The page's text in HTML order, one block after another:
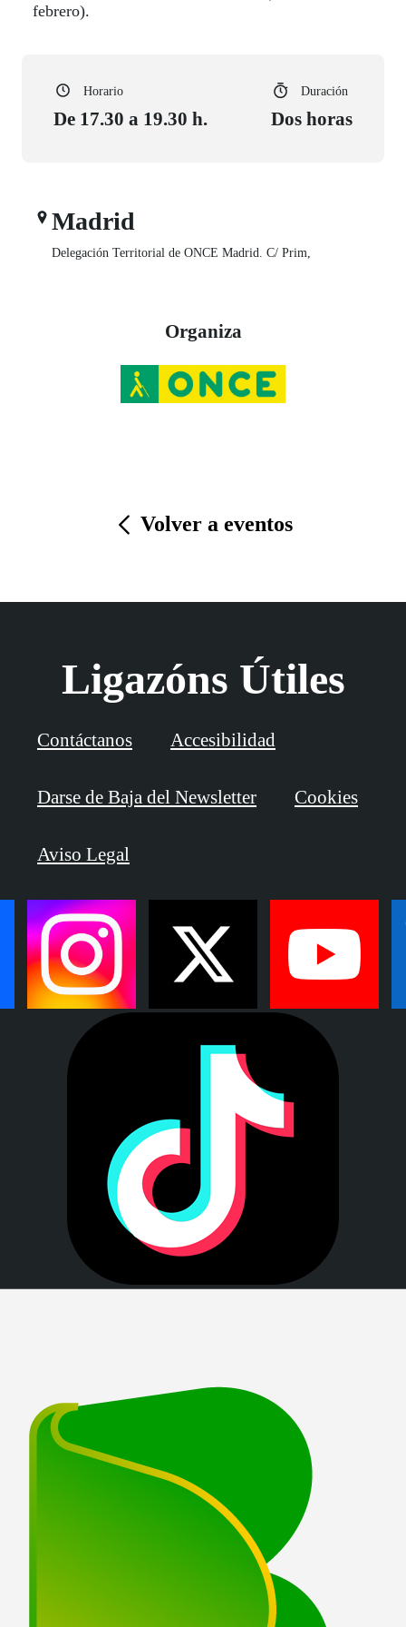
febrero).
Horario
De 17.30 a 19.30 h.
Duración
Dos horas
Madrid
Delegación Territorial de ONCE Madrid. C/ Prim,
Organiza
Volver a eventos
Ligazóns Útiles
Contáctanos Accesibilidad
Darse de Baja del Newsletter Cookies
Aviso Legal